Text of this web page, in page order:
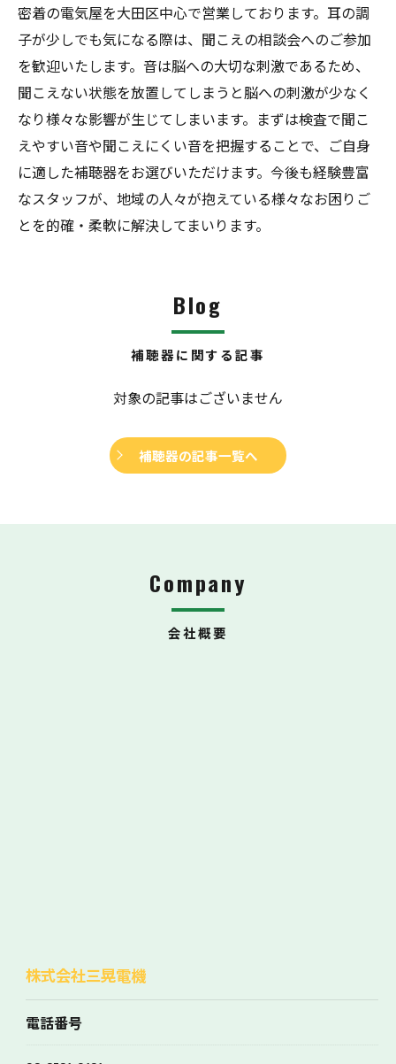
密着の電気屋を大田区中心で営業しております。耳の調
子が少しでも気になる際は、聞こえの相談会へのご参加
を歓迎いたします。音は脳への大切な刺激であるため、
聞こえない状態を放置してしまうと脳への刺激が少なく
なり様々な影響が生じてしまいます。まずは検査で聞こ
えやすい音や聞こえにくい音を把握することで、ご自身
に適した補聴器をお選びいただけます。今後も経験豊富
なスタッフが、地域の人々が抱えている様々なお困りご
とを的確・柔軟に解決してまいります。
Blog
補聴器に関する記事
対象の記事はございません
補聴器の記事一覧へ
会社概要
Company
株式会社三晃電機
電話番号